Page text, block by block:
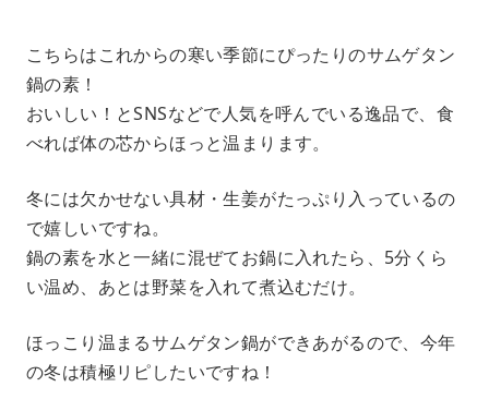
こちらはこれからの寒い季節にぴったりのサムゲタン
鍋の素！
おいしい！とSNSなどで人気を呼んでいる逸品で、食
べれば体の芯からほっと温まります。
冬には欠かせない具材・生姜がたっぷり入っているの
で嬉しいですね。
鍋の素を水と一緒に混ぜてお鍋に入れたら、5分くら
い温め、あとは野菜を入れて煮込むだけ。
ほっこり温まるサムゲタン鍋ができあがるので、今年
の冬は積極リピしたいですね！